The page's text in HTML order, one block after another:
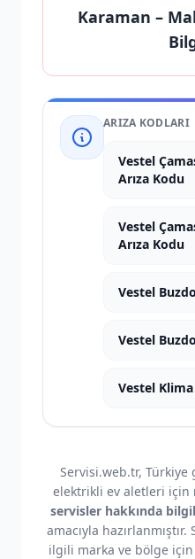
Karaman –
ARIZA KODLARI
Vestel
Arıza Kodu
Vestel
Arıza Kodu
Vestel
Vestel
Vestel Klima
Servisi.web.tr, Türkiye
elektrikli ev aletleri için
servisler hakkında
amacıyla
ilgili marka ve bölge için